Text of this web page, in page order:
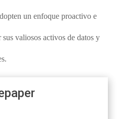
un enfoque proactivo e
valiosos activos de datos y